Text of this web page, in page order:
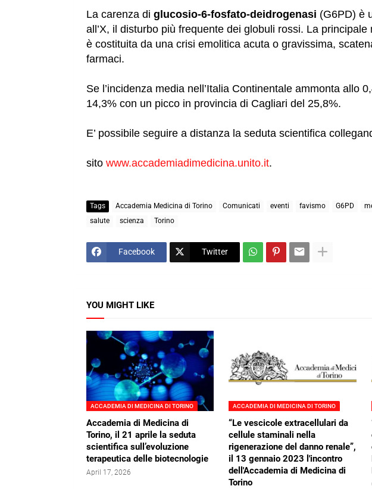
La carenza di glucosio-6-fosfato-deidrogenasi (G6PD) è
all’X, il disturbo più frequente dei globuli rossi. La principale
è costituita da una crisi emolitica acuta o gravissima,
farmaci.
Se l’incidenza media nell’Italia Continentale ammonta allo
14,3% con un picco in provincia di Cagliari del 25,8%.
E’ possibile seguire a distanza la seduta scientifica
sito www.accademiadimedicina.unito.it.
Tags Accademia Medicina di Torino Comunicati eventi favismo G6PD
salute
scienza Torino
Facebook Twitter
YOU MIGHT LIKE
ACCADEMIA DI MEDICINA DI TORINO
Accademia di Medicina di
Torino, il 21 aprile la seduta
scientifica sull’evoluzione
terapeutica delle biotecnologie
April 17, 2026
ACCADEMIA DI MEDICINA DI TORINO
“Le vescicole extracellulari da
cellule staminali nella
rigenerazione del danno renale”,
il 13 gennaio 2023 l'incontro
dell'Accademia di Medicina di
Torino